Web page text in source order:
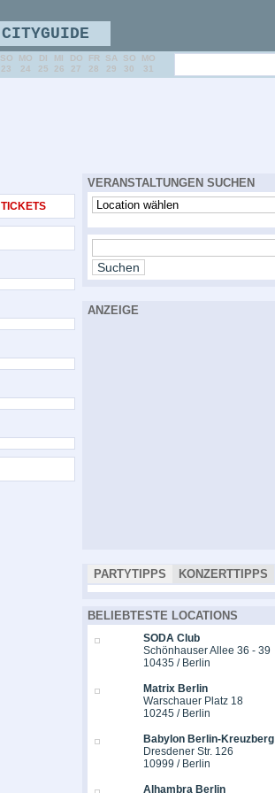
TICKETS
VERANSTALTUNGEN SUCHEN
ANZEIGE
PARTYTIPPS KONZERTTIPPS
BELIEBTESTE LOCATIONS
SODA Club
Schönhauser Allee 36 - 39
10435 / Berlin
Matrix Berlin
Warschauer Platz 18
10245 / Berlin
Babylon Berlin-Kreuzberg
Dresdener Str. 126
10999 / Berlin
Alhambra Berlin
CITYGUIDE
SO
23
MO
24
DI
25
MI
26
DO
27
FR
28
SA
29
SO
30
MO
31